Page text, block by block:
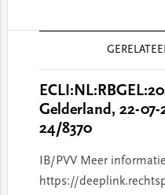
Gelderland, 22-
24/8370
IB/PVV Meer
https://